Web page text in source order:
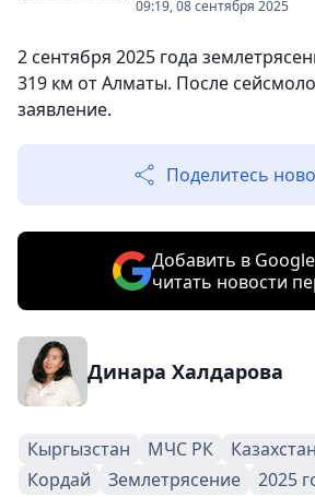
09:19, 08 сентября 2025
2 сентября 2025 года
319 км от Алматы. После
заявление.
Поделитесь
Добавить в
читать новости
Динара Халдарова
Кыргызстан МЧС РК Казахстан
Кордай
Землетрясение 2025